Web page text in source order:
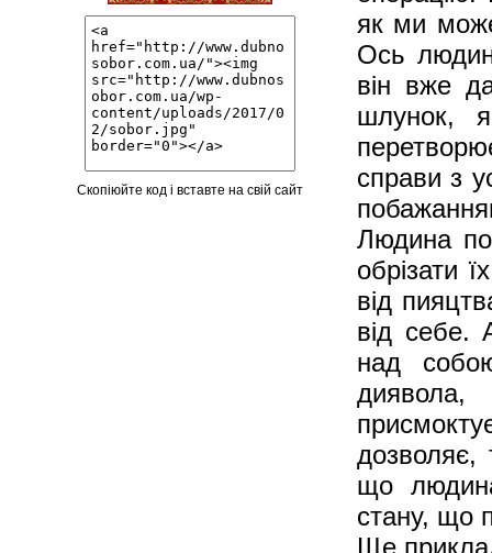
Скопіюйте код і вставте на свій сайт
як ми
Ось
він вже
шлунок,
справи з
Людина
обрізати
від
від себе.
над
диявола,
дозволяє,
що
стану, що
Ще